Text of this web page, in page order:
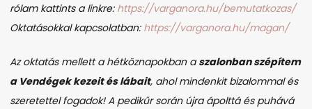
rólam kattints a linkre: https://varganora.hu/bemutatkozas/
Oktatásokkal kapcsolatban: https://varganora.hu/magan/
Az oktatás mellett a hétköznapokban aszalonban szépítem
a Vendégek kezeit és lábait, ahol mindenkit bizalommal és
szeretettel fogadok! A pedikűr során újra ápolttá és puhává